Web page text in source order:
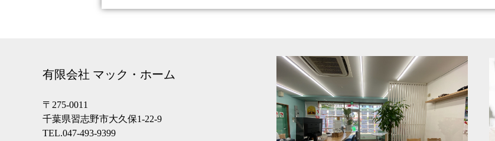
有限会社 マック・ホーム
〒275-0011
千葉県習志野市大久保1-22-9
TEL.047-493-9399